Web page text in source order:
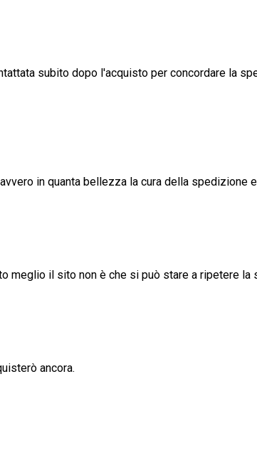
subito dopo l'acquisto per concordare la
in quanta bellezza la cura della spedizione
meglio il sito non è che si può stare a ripetere
ancora.